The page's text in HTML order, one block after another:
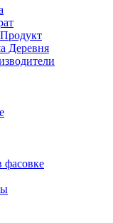
Деревня